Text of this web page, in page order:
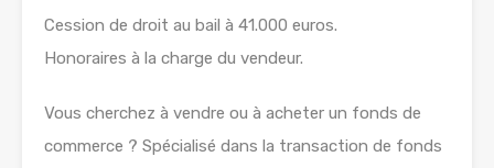
Cession de droit au bail à 41.000 euros.
Honoraires à la charge du vendeur.
Vous cherchez à vendre ou à acheter un fonds de
commerce ? Spécialisé dans la transaction de fonds